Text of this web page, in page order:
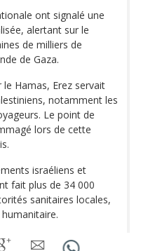
ont signalé une
alertant sur le
de milliers de
de Gaza.
Hamas, Erez servait
notamment les
Le point de
lors de cette
israéliens et
fait plus de 34 000
sanitaires locales,